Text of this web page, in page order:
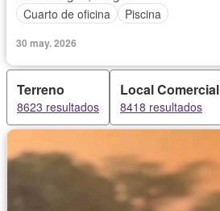
Cuarto de oficina
Piscina
30 may. 2026
Terreno
8623 resultados
Local Comercial
8418 resultados